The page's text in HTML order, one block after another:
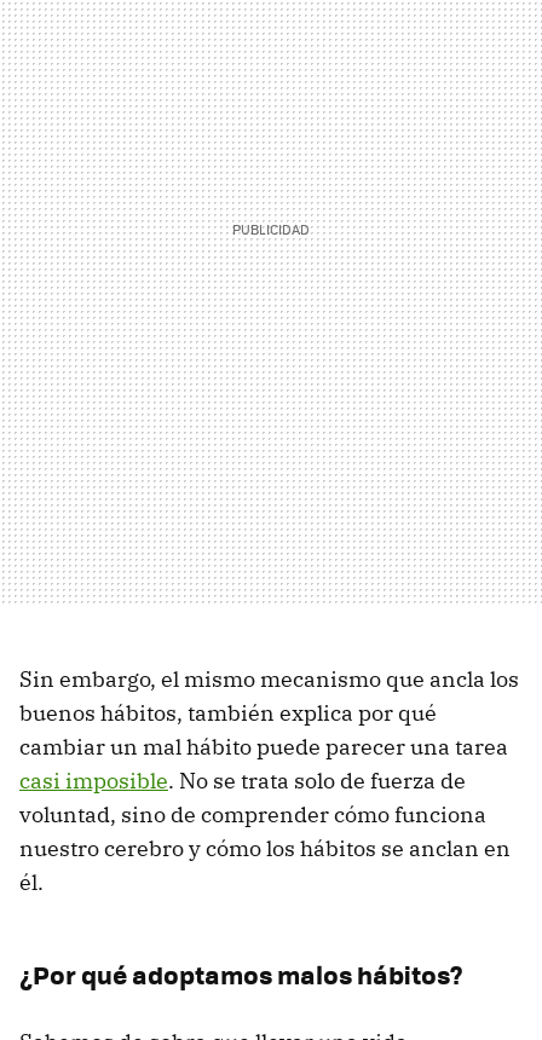
Sin embargo, el mismo mecanismo que ancla los
buenos hábitos, también explica por qué
cambiar un mal hábito puede parecer una tarea
casi imposible. No se trata solo de fuerza de
voluntad, sino de comprender cómo funciona
nuestro cerebro y cómo los hábitos se anclan en
él.
¿Por qué adoptamos malos hábitos?